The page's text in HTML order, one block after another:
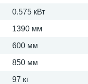
0.575 кВт
1390 мм
600 мм
850 мм
97 кг